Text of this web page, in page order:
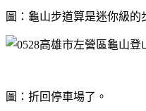
圖：龜山步道算是迷你級的
圖：折回停車場了。